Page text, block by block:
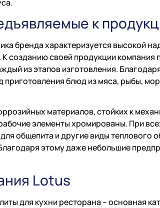
к
бренда характеризуется высокой
созданию своей продукции компания
из этапов изготовления.
приготовления блюд из мяса, рыбы,
материалов, стойких к
элементы хромированы. При
общепита и другие виды теплового
этому даже небольшие
Lotus
для кухни ресторана – основная